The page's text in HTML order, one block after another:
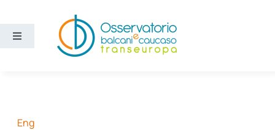
contenuto
Toggle
Eng